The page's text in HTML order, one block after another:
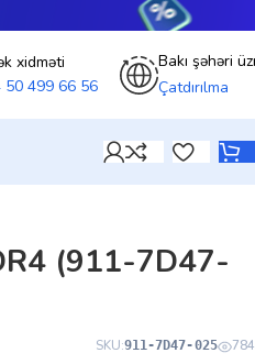
xidməti
50 499 66 56
Bakı şəhəri
Çatdırılma
(911-7D47-
SKU:911-7D47-025 784